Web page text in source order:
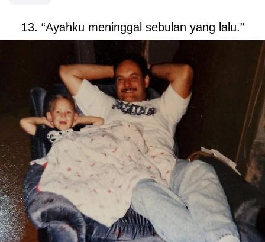
13. “Ayahku meninggal sebulan yang lalu.”